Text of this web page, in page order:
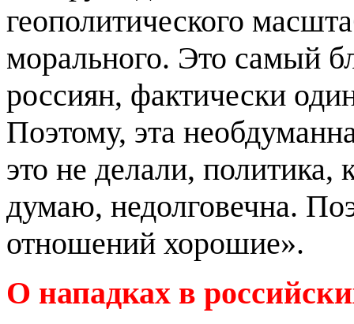
геополитического
морального. Это самый
россиян, фактически
Поэтому, эта
это не делали, политика,
думаю, недолговечна.
отношений хорошие».
О нападках в